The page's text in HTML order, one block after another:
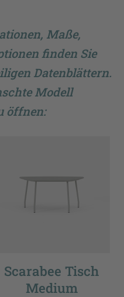
Maße,
finden Sie
Datenblättern.
Modell
öffnen:
Scarabee Tisch
Medium